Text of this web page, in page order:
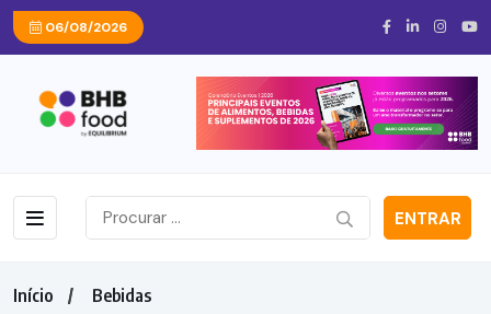
06/08/2026
ENTRAR
Início
Bebidas